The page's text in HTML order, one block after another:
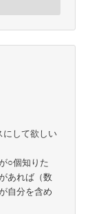
にして欲しい
○個知りた
あれば（数
自分を含め